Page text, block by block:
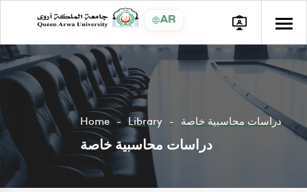
AR
Home Library دراسات محاسبية خاصة
دراسات محاسبية خاصة